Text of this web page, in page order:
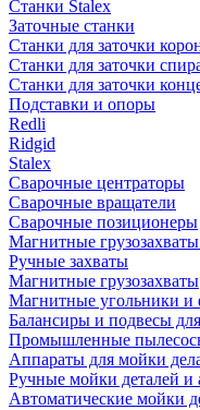
Станки Stalex
Заточные станки
Станки для заточки
Станки для заточки
Станки для заточки
Подставки и опоры
Redli
Ridgid
Stalex
Сварочные центраторы
Сварочные вращатели
Сварочные позиционеры
Магнитные
Ручные захваты
Магнитные грузозахваты
Магнитные угольники и
Балансиры и подвесы
Промышленные
Аппараты для мойки
Ручные мойки деталей и
Автоматические мойки